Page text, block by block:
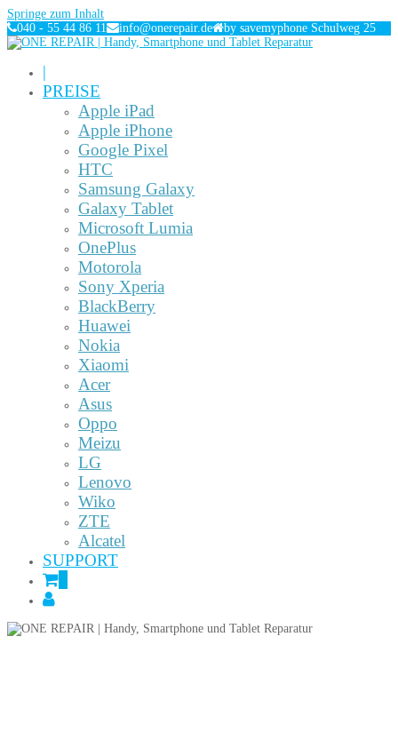
Springe zum Inhalt
040 - 55 44 86 11
info@onerepair.de by savemyphone Schulweg 25
|
PREISE
Apple iPad
Apple iPhone
Google Pixel
HTC
Samsung Galaxy
Galaxy Tablet
Microsoft Lumia
OnePlus
Motorola
Sony Xperia
BlackBerry
Huawei
Nokia
Xiaomi
Acer
Asus
Oppo
Meizu
LG
Lenovo
Wiko
ZTE
Alcatel
SUPPORT